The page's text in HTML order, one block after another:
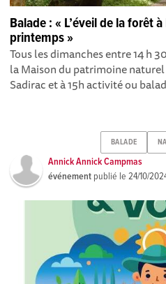
Balade : « L’éveil de la forêt
printemps »
Tous les dimanches entre 14 h
la Maison du patrimoine
Sadirac et à 15h activité ou
BALADE
Annick Annick Campmas
événement publié le24/10/